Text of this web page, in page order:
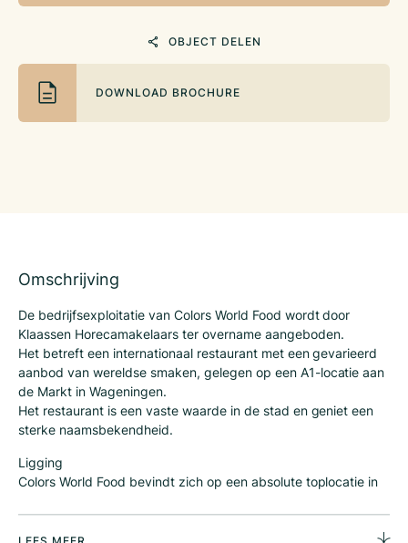
OBJECT DELEN
DOWNLOAD BROCHURE
Omschrijving
De bedrijfsexploitatie van Colors World Food wordt door
Klaassen Horecamakelaars ter overname aangeboden.
Het betreft een internationaal restaurant met een gevarieerd
aanbod van wereldse smaken, gelegen op een A1-locatie aan
de Markt in Wageningen.
Het restaurant is een vaste waarde in de stad en geniet een
sterke naamsbekendheid.
Ligging
Colors World Food bevindt zich op een absolute toplocatie in
bekend om haar levendige sfeer, mede dankzij Wageningen
University, en trekt zowel studenten, bewoners als toeristen.